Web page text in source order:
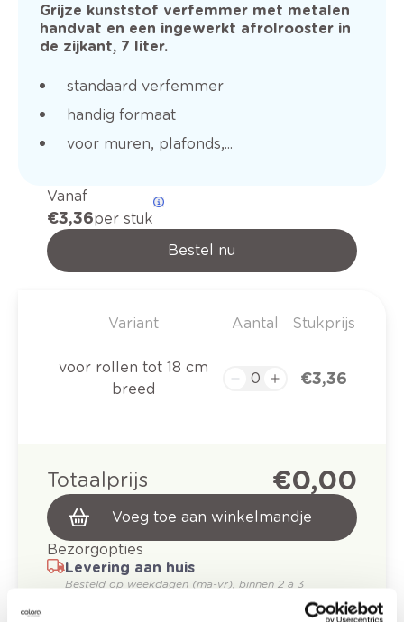
Grijze kunststof verfemmer met metalen
handvat en een ingewerkt afrolrooster in
de zijkant, 7 liter.
standaard verfemmer
handig formaat
voor muren, plafonds,...
Vanaf
€ 3,36per stuk
Bestel nu
Variant Aantal Stukprijs
voor rollen tot 18 cm
breed
€ 3,36
Totaalprijs € 0,00
Voeg toe aan winkelmandje
Bezorgopties
Levering aan huis
Besteld op weekdagen (ma-vr), binnen 2 à 3